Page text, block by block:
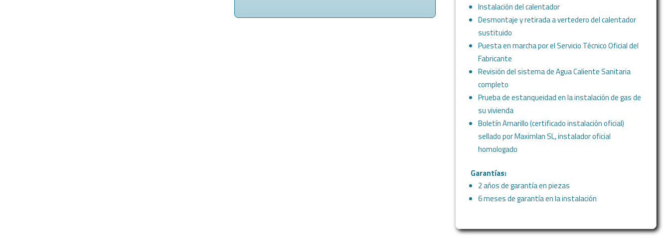
11
Instalación del calentador
Desmontaje y retirada a vertedero del calentador
sustituido
Puesta en marcha por el Servicio Técnico Oficial del
Fabricante
Revisión del sistema de Agua Caliente Sanitaria
completo
Prueba de estanqueidad en la instalación de gas de
su vivienda
Boletín Amarillo (certificado instalación oficial)
sellado por Maximlan SL, instalador oficial
homologado
Garantías:
2 años de garantía en piezas
6 meses de garantía en la instalación